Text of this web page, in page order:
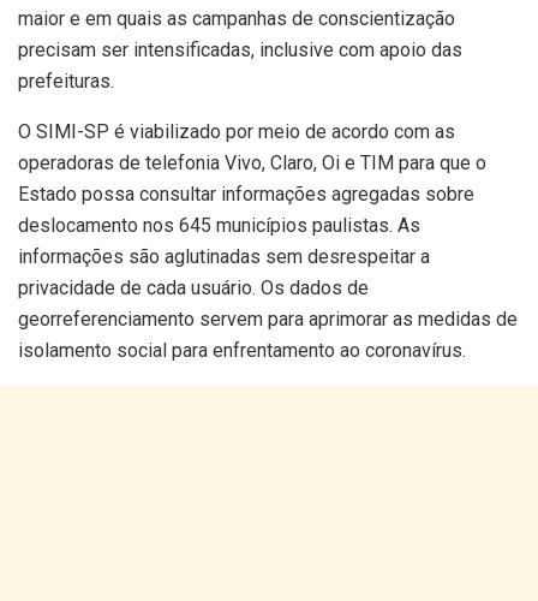
maior e em quais as campanhas de conscientização
precisam ser intensificadas, inclusive com apoio das
prefeituras.
O SIMI-SP é viabilizado por meio de acordo com as
operadoras de telefonia Vivo, Claro, Oi e TIM para que o
Estado possa consultar informações agregadas sobre
deslocamento nos 645 municípios paulistas. As
informações são aglutinadas sem desrespeitar a
privacidade de cada usuário. Os dados de
georreferenciamento servem para aprimorar as medidas de
isolamento social para enfrentamento ao coronavírus.